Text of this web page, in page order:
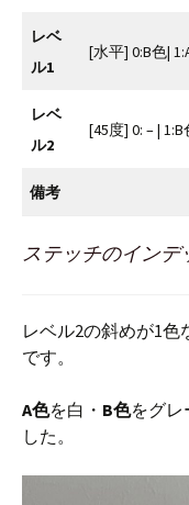
レベ
ル1
[水平] 0:B色|
レベ
ル2
[45度] 0: – |
備考
ステッチのインデ
レベル2の斜めが1色
です。
A色を白・ B色をグレ
した。